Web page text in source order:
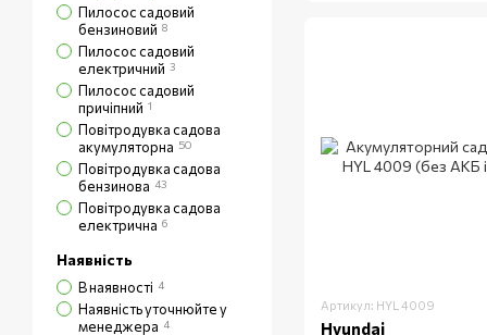
Артикул: HYL 4009
Hyundai
Пилосос садовий
бензиновий 8
Пилосос садовий
електричний 3
Пилосос садовий
причіпний 1
Повітродувка садова
акумуляторна 50
Повітродувка садова
бензинова 43
Повітродувка садова
електрична 6
Наявність
В наявності 4
Наявність уточнюйте у
менеджера 4